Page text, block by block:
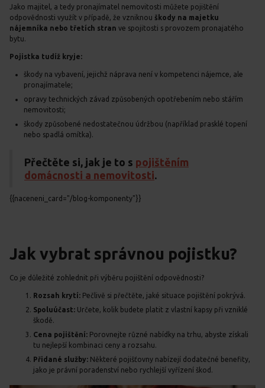
Jako majitel, a tedy pronajímatel nemovitosti můžete pojištění
odpovědnosti využít v případě, že vzniknou škody na majetku
nájemníka nebo třetích stran ve spojitosti s provozem pronajatého
bytu.
Pojistka tudíž kryje:
škody na vybavení, jejichž náprava není v kompetenci nájemce, ale
pronajímatele;
opravy technických závad způsobených opotřebením nebo stářím
nemovitosti;
škody způsobené nedostatečnou údržbou (například prasklé topení
nebo spadlá omítka).
Přečtěte si, jak je to s pojištěním
domácnosti a nemovitosti.
{{naceneni_card="/blog-komponenty"}}
Jak vybrat správnou pojistku?
Co je důležité zohlednit při výběru pojištění odpovědnosti?
Rozsah krytí: Pečlivě si přečtěte, jaké situace pojištění pokrývá.
Spoluúčast: Určete, kolik budete platit z vlastní kapsy při vzniklé
škodě.
Cena pojištění: Porovnejte různé nabídky na trhu, abyste získali
tu nejlepší kombinaci ceny a rozsahu.
Přidané služby: Některé pojišťovny nabízejí dodatečné benefity,
jako je právní poradenství nebo rychlejší vyřízení škod.